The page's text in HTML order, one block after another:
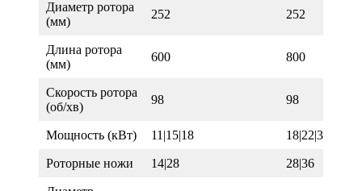
Диаметр ротора
(мм)
252 252
Длина ротора
(мм)
600 800
Скорость ротора
(об/хв)
98 98
Мощность (кВт) 11|15|18 18|22|30
Роторные ножи 14|28 28|36